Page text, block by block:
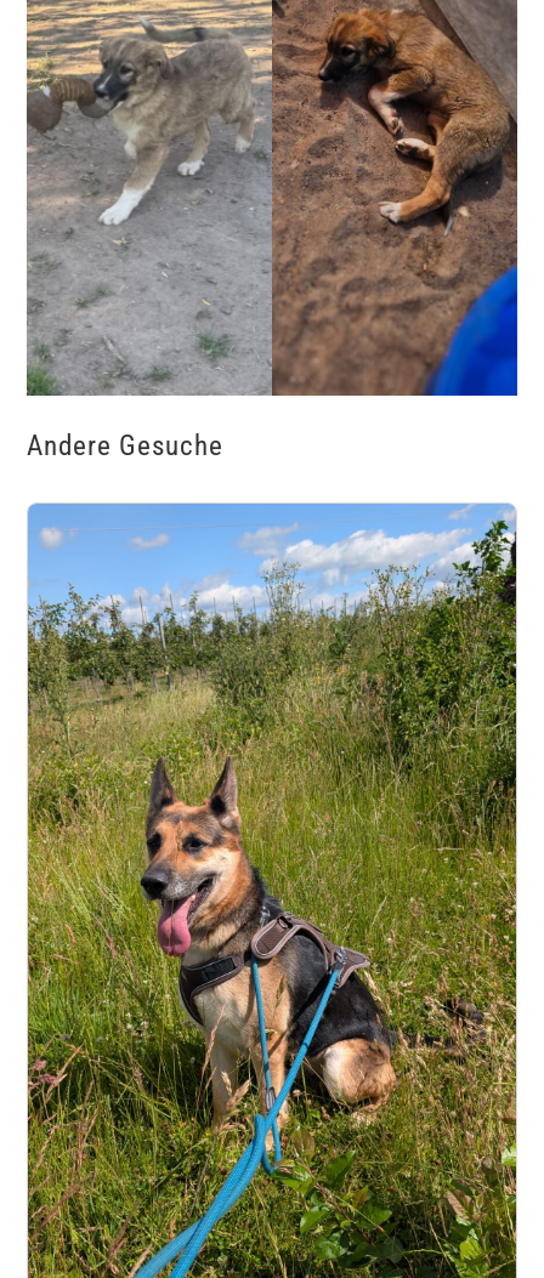
Andere Gesuche